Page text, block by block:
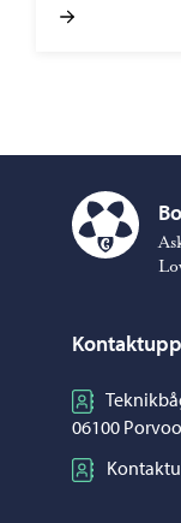
Borgå
06100 Porvoo